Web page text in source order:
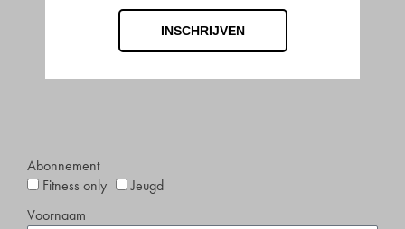
INSCHRIJVEN
Abonnement
Fitness only
Jeugd
Voornaam